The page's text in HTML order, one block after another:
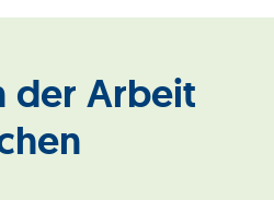
der Arbeit